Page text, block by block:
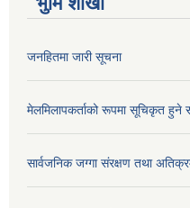
जनहितमा जारी सूचना
मेलमिलापकर्ताको रूपमा सूचिकृत हुने
सार्वजनिक जग्गा संरक्षण तथा